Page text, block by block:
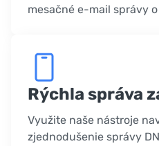
mesačné e-mail správy
Rýchla správa
Využite naše nástroje
zjednodušenie správy